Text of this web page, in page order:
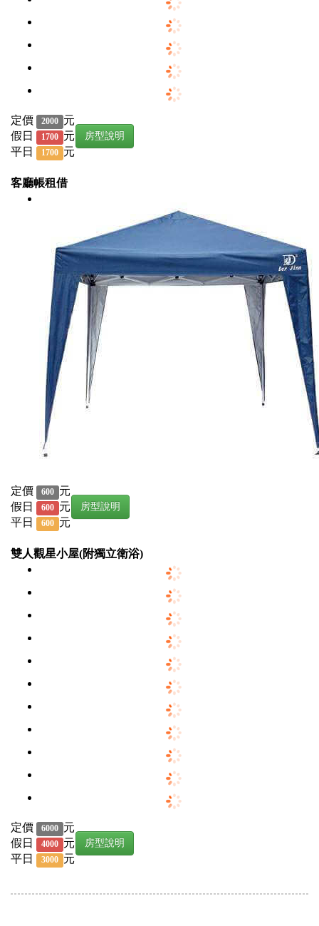
定價 2000 元
假日
1700 元
平日
1700 元
房型說明
客廳帳租借
定價 600 元
假日
600 元
平日
600 元
房型說明
雙人觀星小屋(附獨立衛浴)
定價 6000 元
假日
4000 元
平日
3000 元
房型說明